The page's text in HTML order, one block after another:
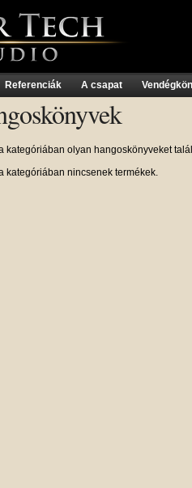
Referenciák A csapat
kategóriában olyan hangoskönyveket
kategóriában nincsenek termékek.